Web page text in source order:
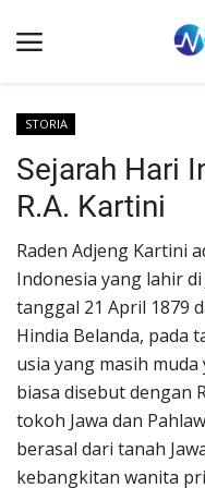
Beranda
NEWS
Redaksi
EDUKASI
SOSOK
LINTAS DESA
WISATA
LENSA
STORIA
Sejarah Hari
R.A. Kartini
Raden Adjeng Kartini
Indonesia yang lahir
tanggal 21 April 1879
Hindia Belanda, pada
usia yang masih
biasa disebut dengan
tokoh Jawa dan
berasal dari tanah
kebangkitan wanita